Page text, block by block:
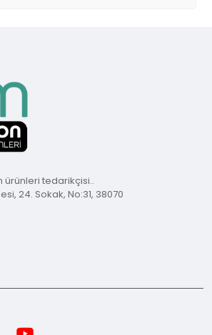
ürünleri tedarikçisi..
24. Sokak, No:31, 38070